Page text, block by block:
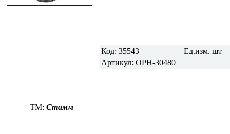
Код: 35543 Ед.изм. шт
Артикул: ОРН-30480
TM: Стамм